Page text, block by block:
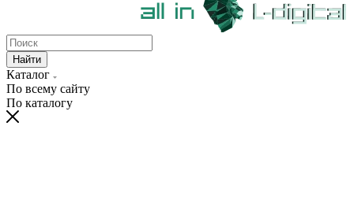
Найти
Каталог
По всему сайту
По каталогу